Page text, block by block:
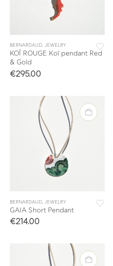
BERNARDAUD, JEWELRY
KOÏ ROUGE Koï pendant Red
& Gold
€295.00
BERNARDAUD JEWELRY
GAIA Short Pendant
€214.00